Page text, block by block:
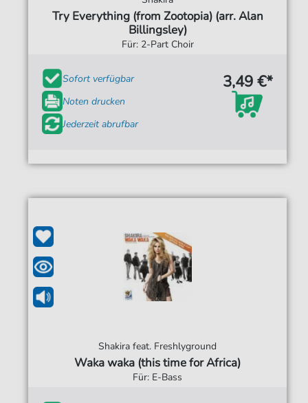
Try Everything (from Zootopia) (arr. Alan
Billingsley)
Für: 2-Part Choir
Sofort verfügbar
Noten drucken
Jederzeit abrufbar
3,49 €*
Shakira feat. Freshlyground
Waka waka (this time for Africa)
Für: E-Bass